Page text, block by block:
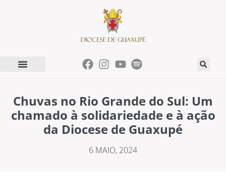
Chuvas no Rio Grande do Sul: Um
chamado à solidariedade e à ação
da Diocese de Guaxupé
6 MAIO, 2024